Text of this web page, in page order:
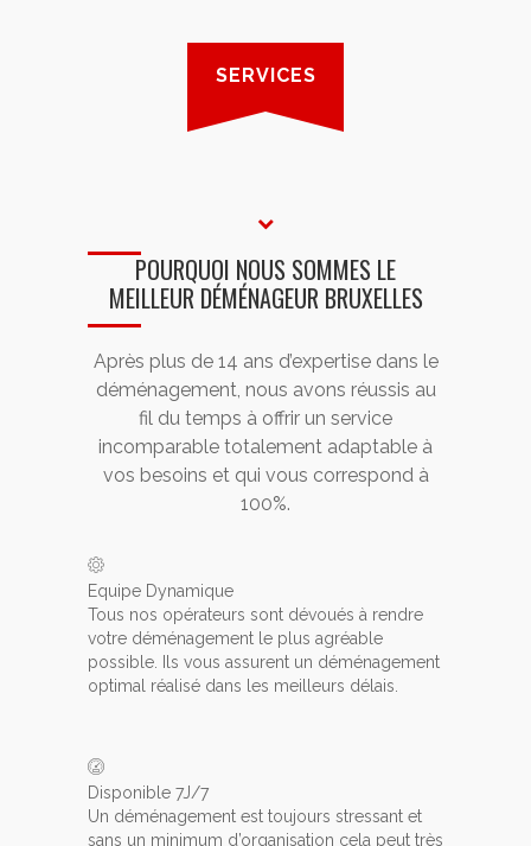
SERVICES
POURQUOI NOUS SOMMES LE
MEILLEUR DÉMÉNAGEUR BRUXELLES
Après plus de 14 ans d’expertise dans le
déménagement, nous avons réussis au
fil du temps à offrir un service
incomparable totalement adaptable à
vos besoins et qui vous correspond à
100%.
Equipe Dynamique
Tous nos opérateurs sont dévoués à rendre
votre déménagement le plus agréable
possible. Ils vous assurent un déménagement
optimal réalisé dans les meilleurs délais.
Disponible 7J/7
Un déménagement est toujours stressant et
sans un minimum d’organisation cela peut très